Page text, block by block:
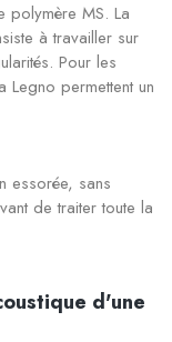
MS. La
à travailler sur
Pour les
permettent un
essorée, sans
de traiter toute la
d'une